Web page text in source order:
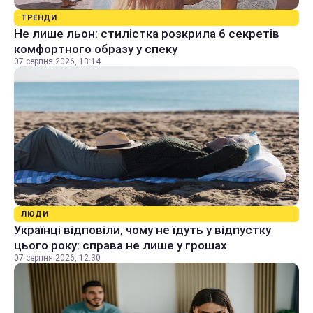
ТРЕНДИ
Не лише льон: стилістка розкрила 6 секретів
комфортного образу у спеку
07 серпня 2026, 13:14
ЛЮДИ
Українці відповіли, чому не їдуть у відпустку
цього року: справа не лише у грошах
07 серпня 2026, 12:30